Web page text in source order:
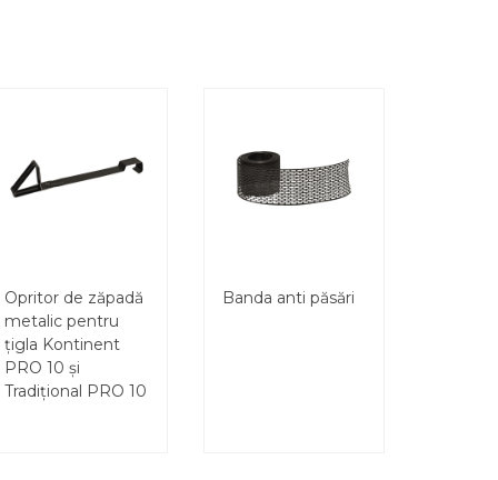
Opritor de zăpadă
metalic pentru
țigla Kontinent
PRO 10 și
Tradițional PRO 10
Banda anti păsări